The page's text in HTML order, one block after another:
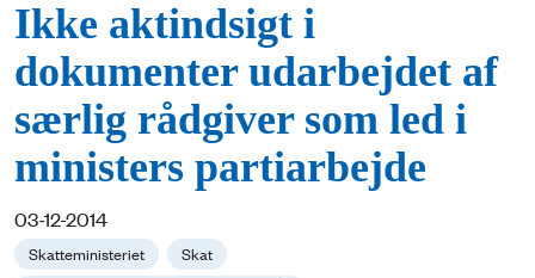
Ikke aktindsigt i
dokumenter udarbejdet af
særlig rådgiver som led i
ministers partiarbejde
03-12-2014
Skatteministeriet
Skat